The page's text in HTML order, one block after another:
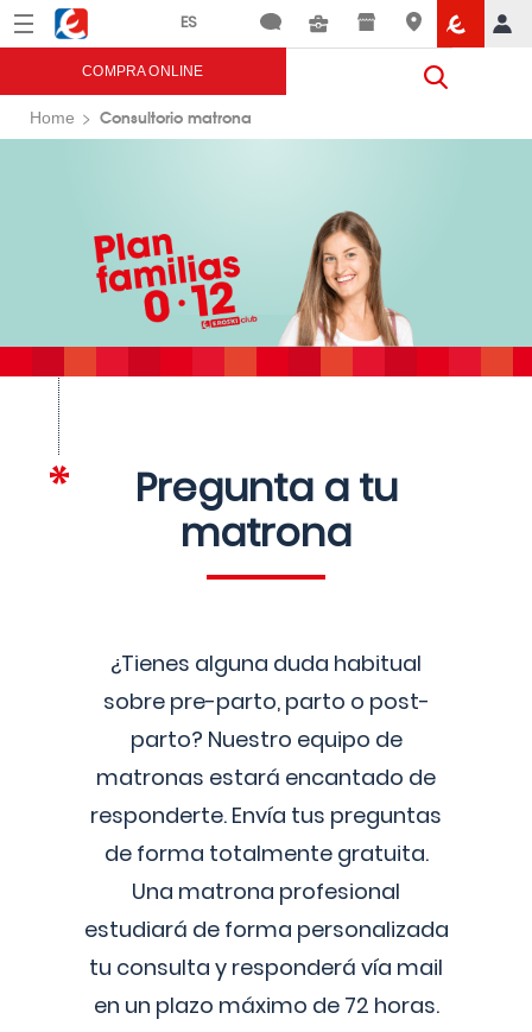
Menú Eroski
COMPRA ONLINE
Home Consultorio matrona
Pregunta a tu
matrona
¿Tienes alguna duda habitual
sobre pre-parto, parto o post-
parto? Nuestro equipo de
matronas estará encantado de
responderte. Envía tus preguntas
de forma totalmente gratuita.
Una matrona profesional
estudiará de forma personalizada
tu consulta y responderá vía mail
en un plazo máximo de 72 horas.